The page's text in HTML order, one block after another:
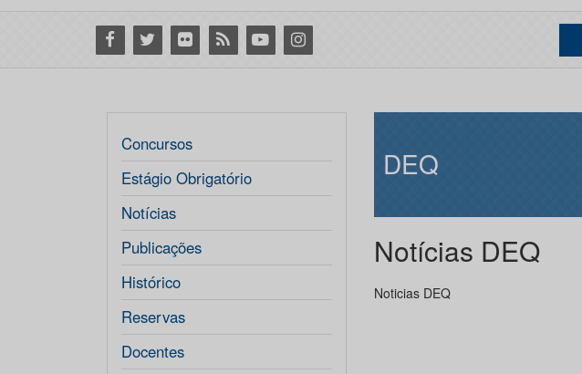
Facebook
Twitter Flickr RSS YoutubeInstagram
Concursos
Estágio Obrigatório
Notícias
Publicações
Histórico
Reservas
Docentes
DEQ
Notícias DEQ
Noticias DEQ